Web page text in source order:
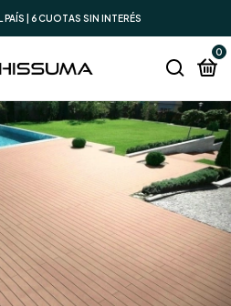
| 6 CUOTAS SIN INTERÉS
0